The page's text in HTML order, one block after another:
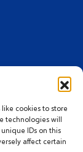
cookies to store
technologies will
IDs on this
affect certain